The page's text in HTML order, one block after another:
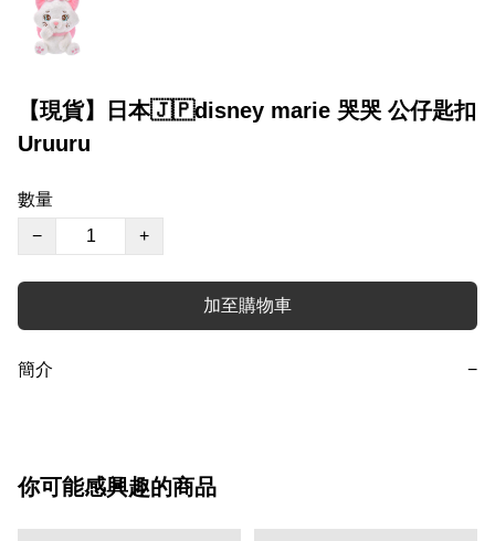
【現貨】日本🇯🇵disney marie 哭哭 公仔匙扣
Uruuru
數量
−
+
加至購物車
簡介 −
你可能感興趣的商品